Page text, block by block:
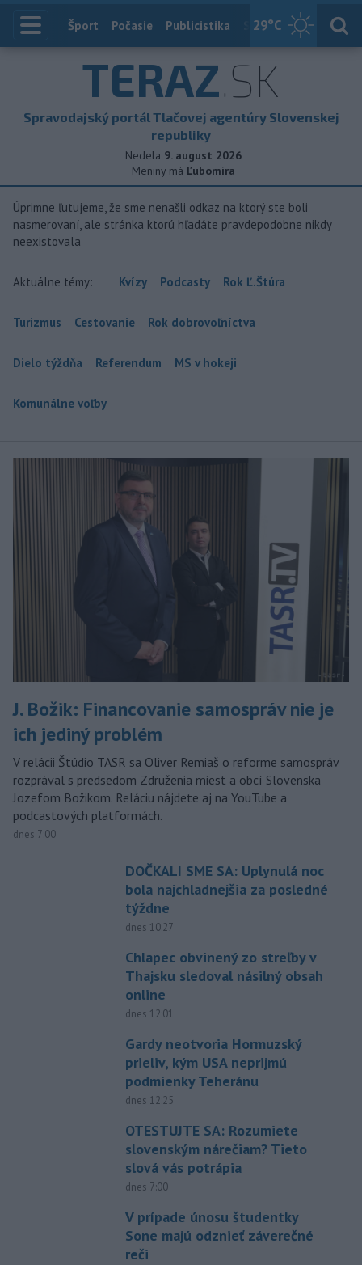
29°C
Index
Šport Počasie Publicistika Slovensko
TERAZ.SK
Spravodajský portál Tlačovej agentúry Slovenskej
republiky
Nedela 9. august 2026
Meniny má Ľubomíra
Úprimne ľutujeme, že sme nenašli odkaz na ktorý ste boli
nasmerovaní, ale stránka ktorú hľadáte pravdepodobne nikdy
neexistovala
Aktuálne témy: Kvízy Podcasty Rok Ľ.Štúra
Turizmus Cestovanie Rok dobrovoľníctva
Dielo týždňa Referendum MS v hokeji
Komunálne voľby
J. Božik: Financovanie samospráv nie je
ich jediný problém
V relácii Štúdio TASR sa Oliver Remiaš o reforme samospráv
rozprával s predsedom Združenia miest a obcí Slovenska
Jozefom Božikom. Reláciu nájdete aj na YouTube a
podcastových platformách.
dnes 7:00
DOČKALI SME SA: Uplynulá noc
bola najchladnejšia za posledné
týždne
dnes 10:27
Chlapec obvinený zo streľby v
Thajsku sledoval násilný obsah
online
dnes 12:01
Gardy neotvoria Hormuzský
prieliv, kým USA neprijmú
podmienky Teheránu
dnes 12:25
OTESTUJTE SA: Rozumiete
slovenským nárečiam? Tieto
slová vás potrápia
dnes 7:00
V prípade únosu študentky
Sone majú odznieť záverečné
reči